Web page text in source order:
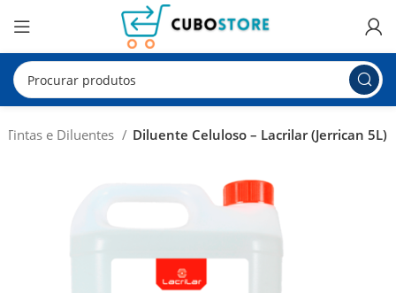
Tintas e Diluentes Diluente Celuloso – Lacrilar (Jerrican 5L)